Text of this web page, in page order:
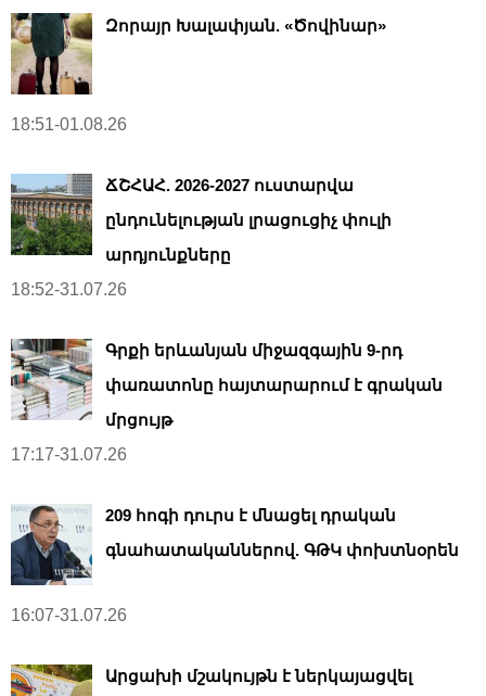
Զորայր Խալափյան. «Ծովինար»
18:51-01.08.26
ՃՇՀԱՀ. 2026-2027 ուստարվա
ընդունելության լրացուցիչ փուլի
արդյունքները
18:52-31.07.26
Գրքի երևանյան միջազգային 9-րդ
փառատոնը հայտարարում է գրական
մրցույթ
17:17-31.07.26
209 հոգի դուրս է մնացել դրական
գնահատականներով. ԳԹԿ փոխտնօրեն
16:07-31.07.26
Արցախի մշակույթն է ներկայացվել